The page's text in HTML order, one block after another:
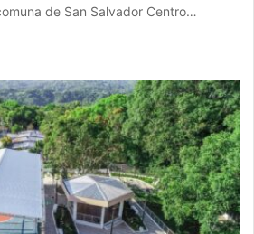
de San Salvador Centro…